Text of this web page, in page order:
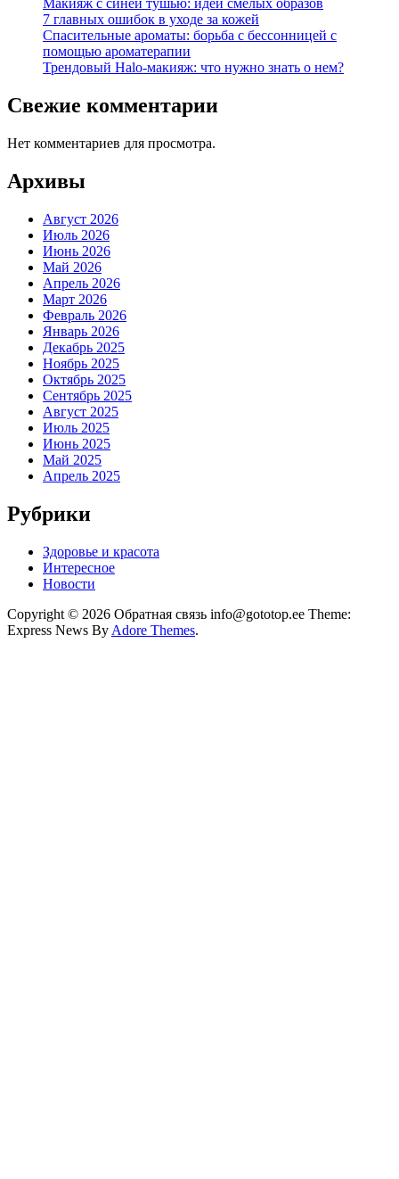
Макияж с синей тушью: идеи смелых образов
7 главных ошибок в уходе за кожей
Спасительные ароматы: борьба с бессонницей с
помощью ароматерапии
Трендовый Halo-макияж: что нужно знать о нем?
Свежие комментарии
Нет комментариев для просмотра.
Архивы
Август 2026
Июль 2026
Июнь 2026
Май 2026
Апрель 2026
Март 2026
Февраль 2026
Январь 2026
Декабрь 2025
Ноябрь 2025
Октябрь 2025
Сентябрь 2025
Август 2025
Июль 2025
Июнь 2025
Май 2025
Апрель 2025
Рубрики
Здоровье и красота
Интересное
Новости
Copyright © 2026 Обратная связь info@gototop.ee Theme:
Express News By Adore Themes.